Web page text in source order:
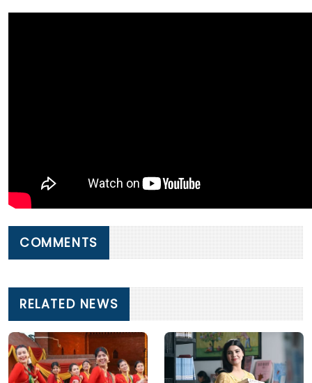
COMMENTS
RELATED NEWS